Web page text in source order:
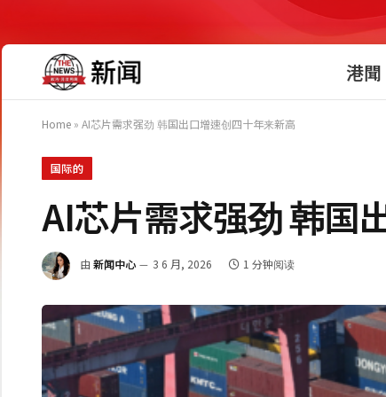
港聞
Home » AI芯片需求强劲 韩国出口增速创四十年来新高
国际的
AI芯片需求强劲 韩国
由 新闻中心 3 6 月, 2026 1 分钟阅读